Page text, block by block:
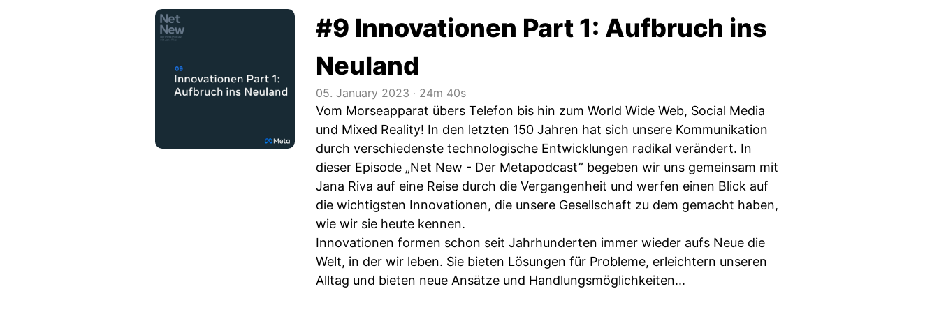
#9 Innovationen Part 1: Aufbruch ins
Neuland
05. January 2023 ‧ 24m 40s
Vom Morseapparat übers Telefon bis hin zum World Wide Web, Social Media
und Mixed Reality! In den letzten 150 Jahren hat sich unsere Kommunikation
durch verschiedenste technologische Entwicklungen radikal verändert. In
dieser Episode „Net New - Der Metapodcast” begeben wir uns gemeinsam mit
Jana Riva auf eine Reise durch die Vergangenheit und werfen einen Blick auf
die wichtigsten Innovationen, die unsere Gesellschaft zu dem gemacht haben,
wie wir sie heute kennen.
Innovationen formen schon seit Jahrhunderten immer wieder aufs Neue die
Welt, in der wir leben. Sie bieten Lösungen für Probleme, erleichtern unseren
Alltag und bieten neue Ansätze und Handlungsmöglichkeiten...